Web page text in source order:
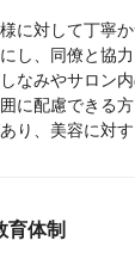
に対して丁寧
し、同僚と協
なみやサロン
に配慮できる方
り、美容に対
育体制